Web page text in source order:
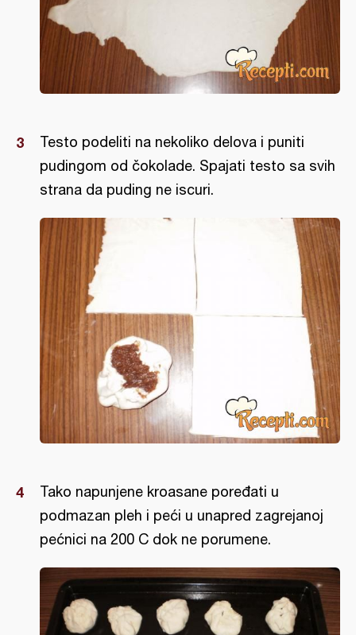
Testo podeliti na nekoliko delova i puniti
pudingom od čokolade. Spajati testo sa svih
strana da puding ne iscuri.
Tako napunjene kroasane poređati u
podmazan pleh i peći u unapred zagrejanoj
pećnici na 200 C dok ne porumene.